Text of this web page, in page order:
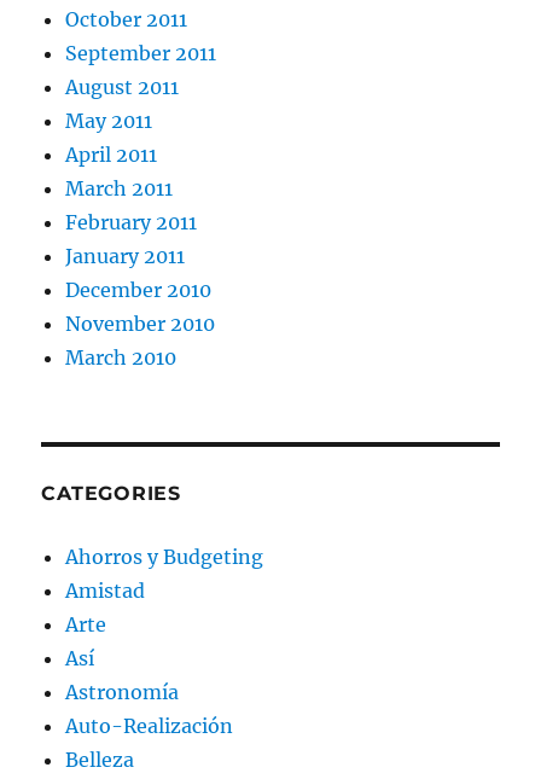
October 2011
September 2011
August 2011
May 2011
April 2011
March 2011
February 2011
January 2011
December 2010
November 2010
March 2010
CATEGORIES
Ahorros y Budgeting
Amistad
Arte
Así
Astronomía
Auto-Realización
Belleza